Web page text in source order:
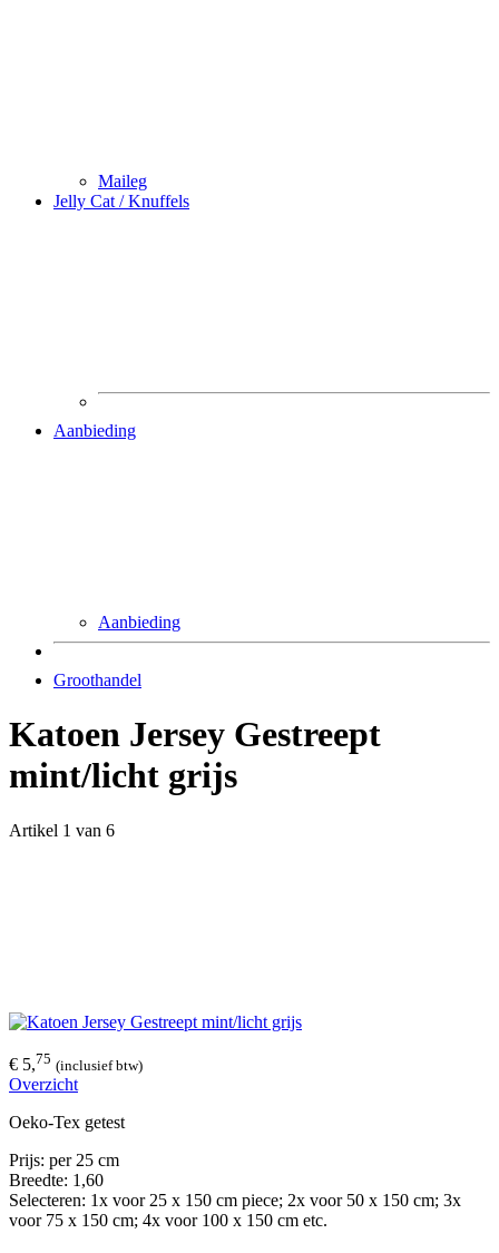
Maileg
Jelly Cat / Knuffels
Aanbieding
Aanbieding
Groothandel
Katoen Jersey Gestreept
mint/licht grijs
Artikel 1 van 6
€ 5,75 (inclusief btw)
Overzicht
Oeko-Tex getest
Prijs: per 25 cm
Breedte: 1,60
Selecteren: 1x voor 25 x 150 cm piece; 2x voor 50 x 150 cm; 3x
voor 75 x 150 cm; 4x voor 100 x 150 cm etc.